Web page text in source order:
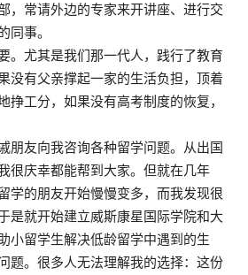
，常请外边的专家来开讲座、进行交
同事。
。尤其是我们那一代人，践行了教育
没有父亲撑起一家的生活负担，顶着
挣工分，如果没有高考制度的恢复，
朋友向我咨询各种留学问题。从出国
很庆幸都能帮到大家。但就在几年
学的朋友开始慢慢变多，而我发现很
是就开始建立威斯康星国际学院和大
小留学生解决低龄留学中遇到的生
题。很多人无法理解我的选择：这份